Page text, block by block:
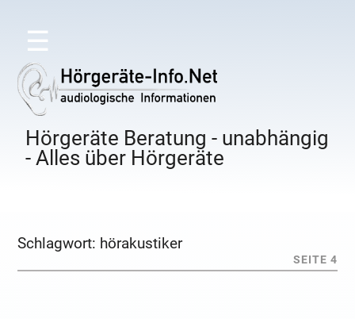
☰
Hörgeräte Beratung - unabhängig
- Alles über Hörgeräte
Schlagwort: hörakustiker
SEITE 4